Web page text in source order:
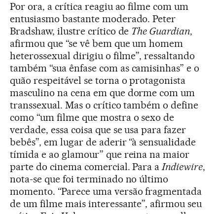
Por ora, a crítica reagiu ao filme com um
entusiasmo bastante moderado. Peter
Bradshaw, ilustre crítico de The Guardian,
afirmou que “se vê bem que um homem
heterossexual dirigiu o filme”, ressaltando
também “sua ênfase com as camisinhas” e o
quão respeitável se torna o protagonista
masculino na cena em que dorme com um
transsexual. Mas o crítico também o define
como “um filme que mostra o sexo de
verdade, essa coisa que se usa para fazer
bebês”, em lugar de aderir “à sensualidade
tímida e ao glamour” que reina na maior
parte do cinema comercial. Para aIndiewire,
nota-se que foi terminado no último
momento. “Parece uma versão fragmentada
de um filme mais interessante”, afirmou seu